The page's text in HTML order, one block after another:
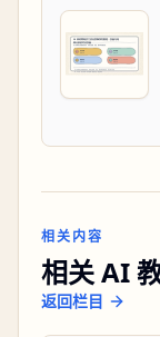
相关内容
相关 AI
返回栏目